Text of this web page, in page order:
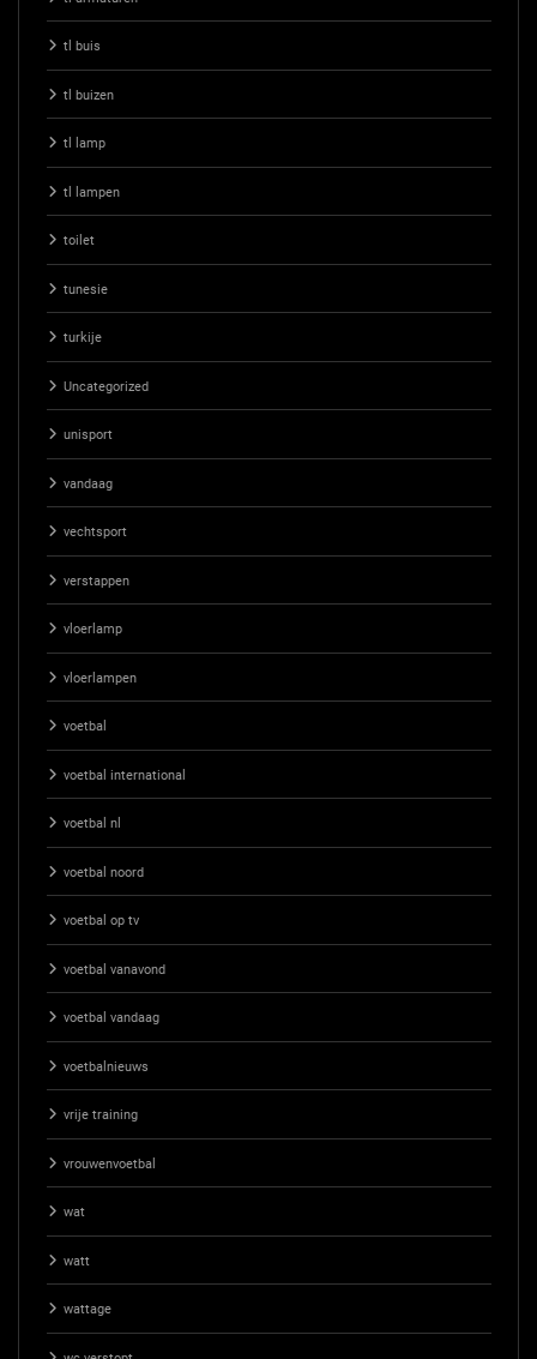
tl buis
tl buizen
tl lamp
tl lampen
toilet
tunesie
turkije
Uncategorized
unisport
vandaag
vechtsport
verstappen
vloerlamp
vloerlampen
voetbal
voetbal international
voetbal nl
voetbal noord
voetbal op tv
voetbal vanavond
voetbal vandaag
voetbalnieuws
vrije training
vrouwenvoetbal
wat
watt
wattage